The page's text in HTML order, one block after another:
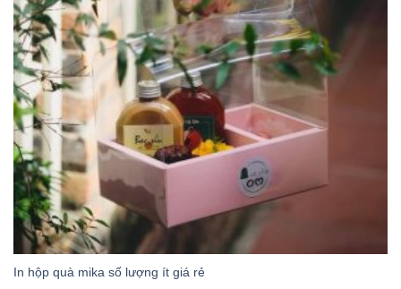
In hộp quà mika số lượng ít giá rẻ